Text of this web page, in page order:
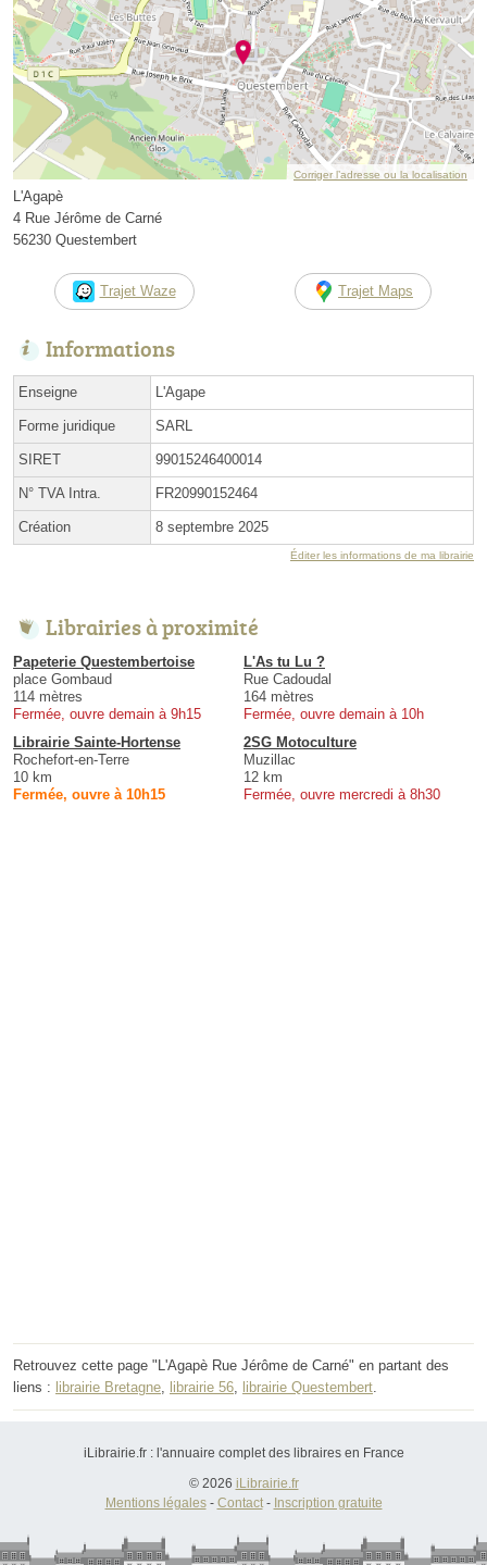
Corriger l’adresse ou la localisation
L'Agapè
4 Rue Jérôme de Carné
56230 Questembert
Trajet Waze Trajet Maps
Informations
Enseigne L'Agape
Forme juridique SARL
SIRET 99015246400014
N° TVA Intra. FR20990152464
Création 8 septembre 2025
Éditer les informations de ma librairie
Librairies à proximité
Papeterie Questembertoise
place Gombaud
114 mètres
Fermée, ouvre demain à 9h15
L'As tu Lu ?
Rue Cadoudal
164 mètres
Fermée, ouvre demain à 10h
Librairie Sainte-Hortense
Rochefort-en-Terre
10 km
Fermée, ouvre à 10h15
2SG Motoculture
Muzillac
12 km
Fermée, ouvre mercredi à 8h30
Retrouvez cette page "L'Agapè Rue Jérôme de Carné" en partant des
liens : librairie Bretagne librairie 56 librairie Questembert
iLibrairie.fr : l'annuaire complet des libraires en France
© 2026 iLibrairie.fr
Mentions légales- Contact- Inscription gratuite